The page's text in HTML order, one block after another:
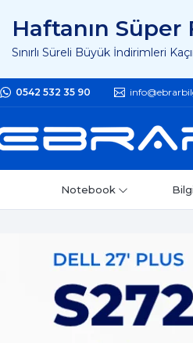
Haftanın Süper
Sınırlı Süreli Büyük İndirimleri
0542 532 35 90
Notebook